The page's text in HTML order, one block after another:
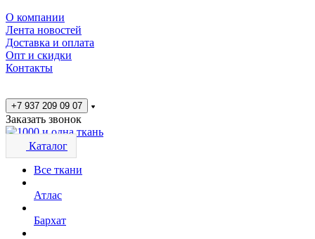
О компании
Лента новостей
Доставка и оплата
Опт и скидки
Контакты
+7 937 209 09 07
Заказать звонок
Каталог
Все ткани
Атлас
Бархат